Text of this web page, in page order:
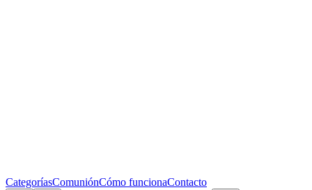
CategoríasComuniónCómo funcionaContacto